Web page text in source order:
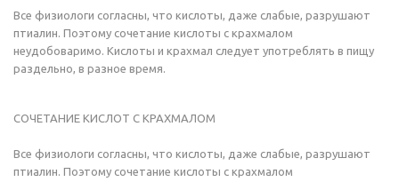
Все физиологи согласны, что кислоты, даже слабые, разрушают
птиалин. Поэтому сочетание кислоты с крахмалом
неудобоваримо. Кислоты и крахмал следует употреблять в пищу
раздельно, в разное время.
СОЧЕТАНИЕ КИСЛОТ С КРАХМАЛОМ
Все физиологи согласны, что кислоты, даже слабые, разрушают
птиалин. Поэтому сочетание кислоты с крахмалом